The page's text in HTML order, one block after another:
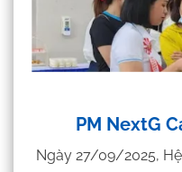
PM NextG
Ngày 27/09/2025,